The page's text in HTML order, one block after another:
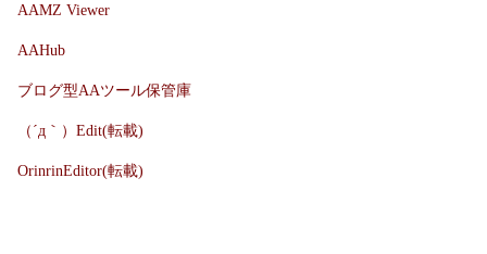
AAMZ Viewer
AAHub
ブログ型AAツール保管庫
（´д｀）Edit(転載)
OrinrinEditor(転載)